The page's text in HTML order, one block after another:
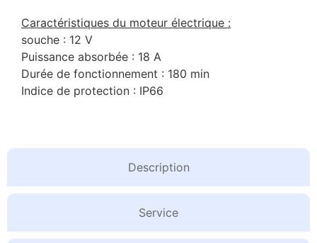
Description
Service
Caractéristiques du moteur électrique :
souche : 12 V
Puissance absorbée : 18 A
Durée de fonctionnement : 180 min
Indice de protection : IP66